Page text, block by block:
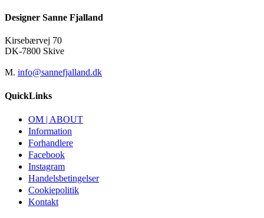
Designer Sanne Fjalland
Kirsebærvej 70
DK-7800 Skive
M. info@sannefjalland.dk
QuickLinks
OM | ABOUT
Information
Forhandlere
Facebook
Instagram
Handelsbetingelser
Cookiepolitik
Kontakt